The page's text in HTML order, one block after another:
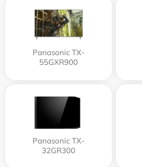
Panasonic TX-
55GXR900
Panasonic TX-
32GR300